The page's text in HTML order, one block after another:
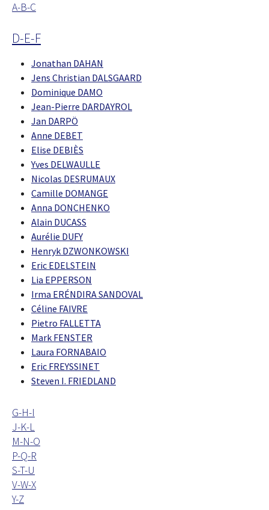
A-B-C
D-E-F
Jonathan DAHAN
Jens Christian DALSGAARD
Dominique DAMO
Jean-Pierre DARDAYROL
Jan DARPÖ
Anne DEBET
Elise DEBIÈS
Yves DELWAULLE
Nicolas DESRUMAUX
Camille DOMANGE
Anna DONCHENKO
Alain DUCASS
Aurélie DUFY
Henryk DZWONKOWSKI
Eric EDELSTEIN
Lia EPPERSON
Irma ERÉNDIRA SANDOVAL
Céline FAIVRE
Pietro FALLETTA
Mark FENSTER
Laura FORNABAIO
Eric FREYSSINET
Steven I. FRIEDLAND
G-H-I
J-K-L
M-N-O
P-Q-R
S-T-U
V-W-X
Y-Z